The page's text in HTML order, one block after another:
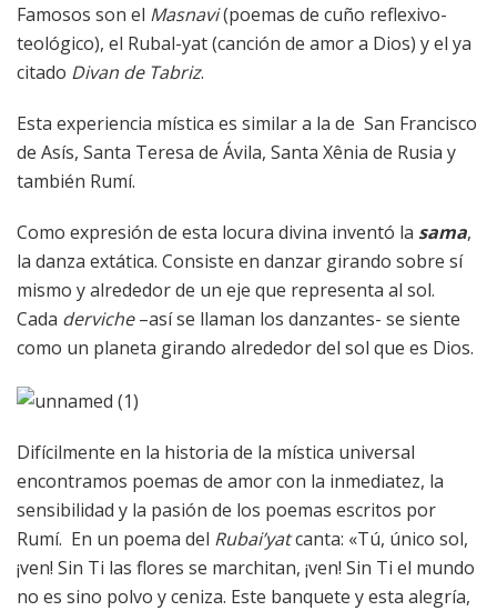
Famosos son el Masnavi(poemas de cuño reflexivo-
teológico), el Rubal-yat (canción de amor a Dios) y el ya
citado Divan de Tabriz.
Esta experiencia mística es similar a la de San Francisco
de Asís, Santa Teresa de Ávila, Santa Xênia de Rusia y
también Rumí.
Como expresión de esta locura divina inventó la sama,
la danza extática. Consiste en danzar girando sobre sí
mismo y alrededor de un eje que representa al sol.
Cada derviche –así se llaman los danzantes- se siente
como un planeta girando alrededor del sol que es Dios.
Difícilmente en la historia de la mística universal
encontramos poemas de amor con la inmediatez, la
sensibilidad y la pasión de los poemas escritos por
Rumí. En un poema del Rubai’yatcanta: «Tú, único sol,
¡ven! Sin Ti las flores se marchitan, ¡ven! Sin Ti el mundo
no es sino polvo y ceniza. Este banquete y esta alegría,